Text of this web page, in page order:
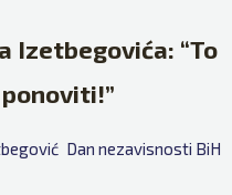
Izetbegovića: “To
Dan nezavisnosti BiH